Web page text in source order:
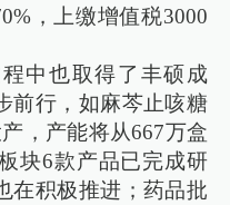
，上缴增值税3000
中也取得了丰硕成
前行，如麻芩止咳糖
，产能将从667万盒
块6款产品已完成研
在积极推进；药品批